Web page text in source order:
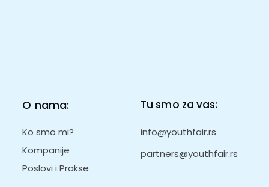
O nama:
Ko smo mi?
Kompanije
Poslovi i Prakse
Tu smo za vas:
info@youthfair.rs
partners@youthfair.rs